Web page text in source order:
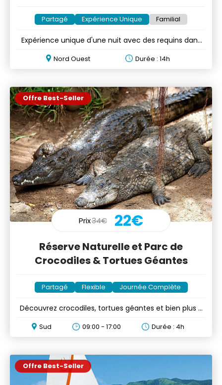
Partagé Expérience Unique Familial
Expérience unique d'une nuit avec des requins dans
Nord Ouest Durée : 14h
Offre Best-Seller
Prix34€ 22€
Réserve Naturelle et Parc de
Crocodiles & Tortues Géantes
Partagé Flexible Journée Complète
Découvrez crocodiles, tortues géantes et bien plus à
Sud 09:00 - 17:00 Durée : 4h
Offre Best-Seller